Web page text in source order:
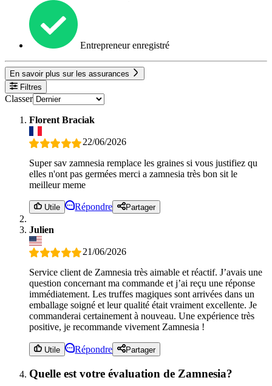
Entrepreneur enregistré
En savoir plus sur les assurances
Filtres
Classer
Florent Braciak
22/06/2026
Super sav zamnesia remplace les graines si vous justifiez qu
elles n'ont pas germées merci a zamnesia très bon sit le
meilleur meme
Utile Répondre Partager
Julien
21/06/2026
Service client de Zamnesia très aimable et réactif. J’avais une
question concernant ma commande et j’ai reçu une réponse
immédiatement. Les truffes magiques sont arrivées dans un
emballage soigné et leur qualité était vraiment excellente. Je
commanderai certainement à nouveau. Une expérience très
positive, je recommande vivement Zamnesia !
Utile Répondre Partager
Quelle est votre évaluation de Zamnesia?